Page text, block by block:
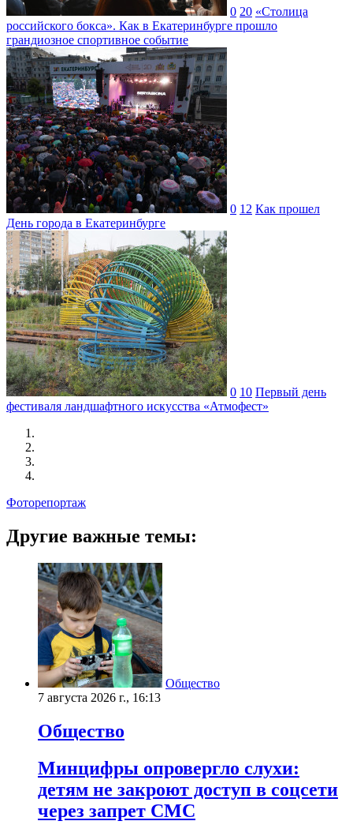
0 20 «Столица
российского бокса». Как в Екатеринбурге прошло
грандиозное спортивное событие
0 12 Как прошел
День города в Екатеринбурге
0 10 Первый день
фестиваля ландшафтного искусства «Атмофест»
Фоторепортаж
Другие важные темы:
Общество
7 августа 2026 г., 16:13
Общество
Минцифры опровергло слухи:
детям не закроют доступ в соцсети
через запрет СМС